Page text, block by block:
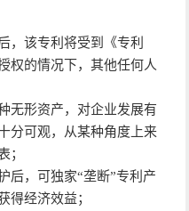
，该专利将受到《专利
权的情况下，其他任何人
无形资产，对企业发展有
分可观，从某种角度上来
；
后，可独家“垄断”专利产
得经济效益；